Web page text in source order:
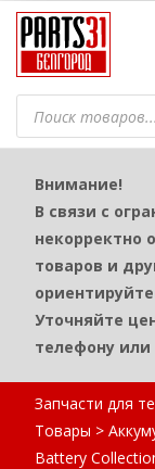
Поиск
товаров
Внимание!
В связи с
некорректно
товаров и
Уточняйте
телефону
Запчасти для
Товары >
Battery